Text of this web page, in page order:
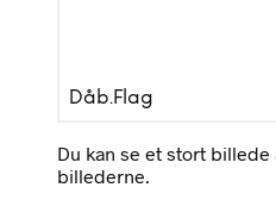
Dåb.Flag
Du kan se et stort
billederne.